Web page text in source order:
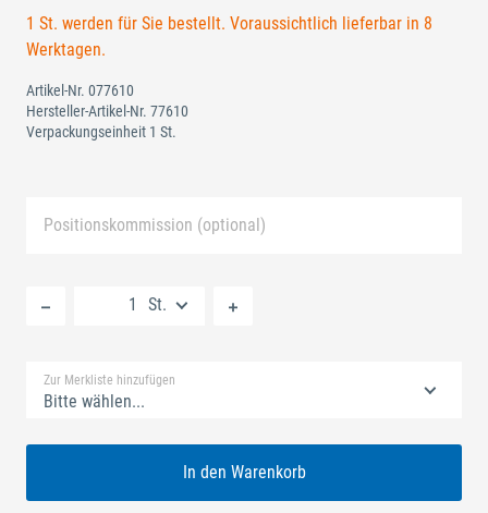
1 St. werden für Sie bestellt. Voraussichtlich lieferbar in 8
Werktagen.
Artikel-Nr. 077610
Hersteller-Artikel-Nr. 77610
Verpackungseinheit 1 St.
Positionskommission (optional)
St.
Zur Merkliste hinzufügen
Bitte wählen...
In den Warenkorb